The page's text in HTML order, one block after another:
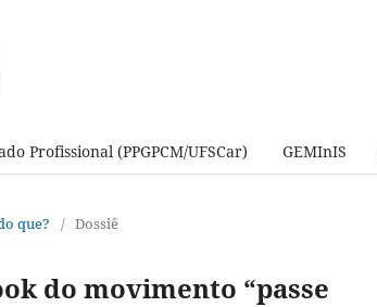
Profissional (PPGPCM/UFSCar) GEMInIS
que? / Dossiê
do movimento “passe